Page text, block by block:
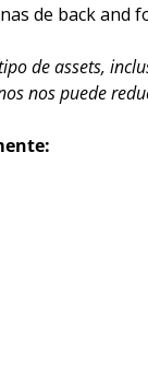
de back and
de assets,
nos puede